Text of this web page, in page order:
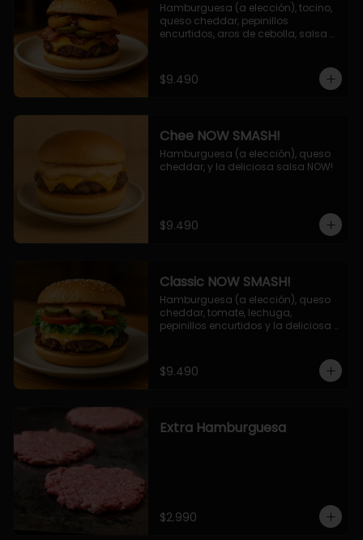
Hamburguesa (a elección), tocino,
queso cheddar, pepinillos
encurtidos, aros de cebolla, salsa
$9.490
Chee NOW SMASH!
Hamburguesa (a elección), queso
cheddar, y la deliciosa salsa NOW!
$9.490
Classic NOW SMASH!
Hamburguesa (a elección), queso
cheddar, tomate, lechuga,
pepinillos encurtidos y la deliciosa
$9.490
Extra Hamburguesa
$2.990